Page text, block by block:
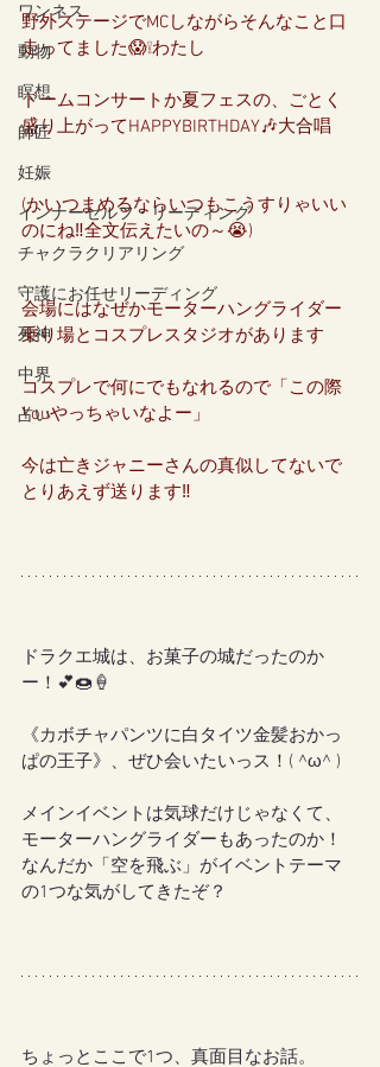
ワンネス
動物
瞑想
師匠
妊娠
インナーセルフ・リーディング
チャクラクリアリング
守護にお任せリーディング
死神
中界
占い
野外ステージでMCしながらそんなこと口
走ってました😱❕わたし
ドームコンサートか夏フェスの、ごとく
盛り上がってHAPPYBIRTHDAY🎶大合唱
(かいつまめるならいつもこうすりゃいい
のにね‼️全文伝えたいの～😭)
会場にはなぜかモーターハングライダー
乗り場とコスプレスタジオがあります
コスプレで何にでもなれるので「この際
Youやっちゃいなよー」
今は亡きジャニーさんの真似してないで
とりあえず送ります‼️
ドラクエ城は、お菓子の城だったのか
ー！💕🍩🍦
《カボチャパンツに白タイツ金髪おかっ
ぱの王子》、ぜひ会いたいっス！( ^ω^ )
メインイベントは気球だけじゃなくて、
モーターハングライダーもあったのか！
なんだか「空を飛ぶ」がイベントテーマ
の1つな気がしてきたぞ？
ちょっとここで1つ、真面目なお話。